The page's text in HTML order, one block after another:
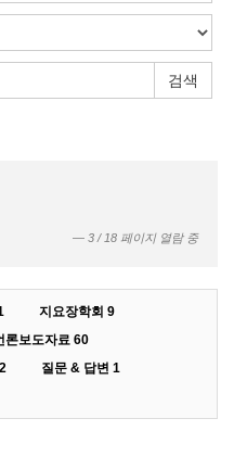
검색
3 / 18 페이지 열람 중
지요장학회 9
론보도자료 60
질문 & 답변 1